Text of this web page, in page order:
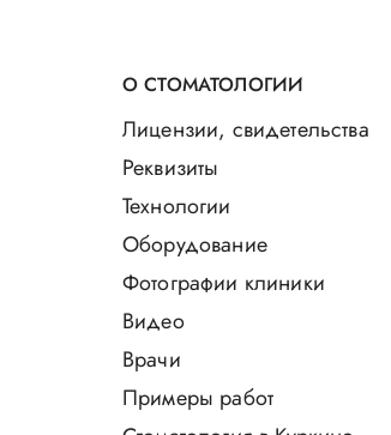
О СТОМАТОЛОГИИ
Лицензии, свидетельства
Реквизиты
Технологии
Оборудование
Фотографии клиники
Видео
Врачи
Примеры работ